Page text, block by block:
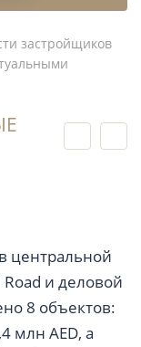
застройщиков
центральной
Road и деловой
8 объектов:
млн AED, а